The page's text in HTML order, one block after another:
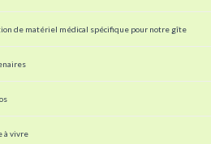
de matériel médical spécifique pour notre gîte
à vivre